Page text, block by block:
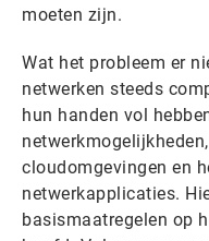
moeten zijn.
Wat het probleem er
netwerken steeds
hun handen vol
cloudomgevingen en
netwerkapplicaties.
basismaatregelen op